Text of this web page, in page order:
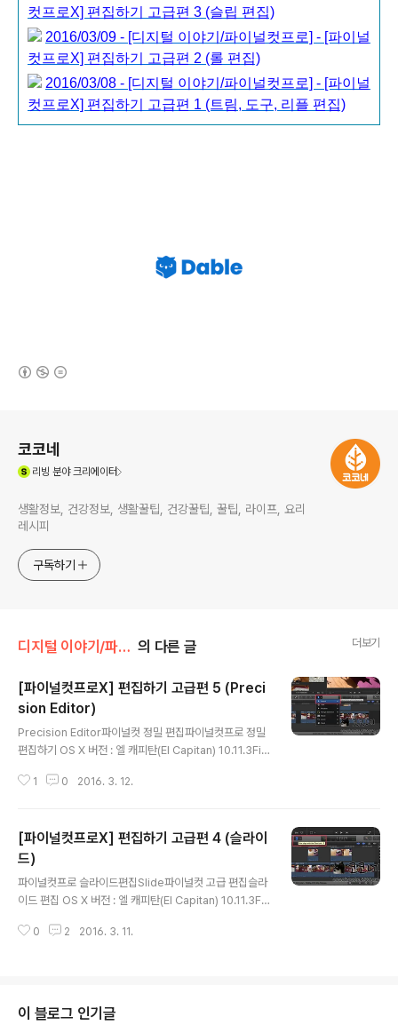
컷프로X] 편집하기 고급편 3 (슬립 편집)
2016/03/09 - [디지털 이야기/파이널컷프로] - [파이널
컷프로X] 편집하기 고급편 2 (롤 편집)
2016/03/08 - [디지털 이야기/파이널컷프로] - [파이널
컷프로X] 편집하기 고급편 1 (트림, 도구, 리플 편집)
코코네
리빙 분야 크리에이터
생활정보, 건강정보, 생활꿀팁, 건강꿀팁, 꿀팁, 라이프, 요리
레시피
구독하기
디지털 이야기/파이널컷프로 의 다른 글 더보기
[파이널컷프로X] 편집하기 고급편 5 (Preci
sion Editor)
Precision Editor파이널컷 정밀 편집파이널컷프로 정밀
편집하기 OS X 버전 : 엘 캐피탄(El Capitan) 10.11.3Fin
밍 도구인 Precision Editor 기능이 있습니다. 이 기능을
기처럼 대강의 결과를 미리 짐작할 수 있습니다. Precisio
n Editor 이 기능을 사용하려면 도구 선택창에서 [Selec
t] 도구를 선택합니다. ▼ 클립과 클립사이 편집 포인트를
더블 클릭합니다. 또는 편집할 부분을 선택 후, 단축키 con
trol + E 를 누릅니다. ▼ Precision Editor 가 열..
1 0 2016. 3. 12.
[파이널컷프로X] 편집하기 고급편 4 (슬라이
드)
파이널컷프로 슬라이드편집Slide파이널컷 고급 편집슬라
이드 편집 OS X 버전 : 엘 캐피탄(El Capitan) 10.11.3Fin
운데 위치하고 있는 클립을 왼쪽 또는 오른쪽으로 움직여
하지 않지만 타임라인 상에서 클립의 위치는 바뀌게됩니
다. 슬라이드 편집 트림 도구(Trim tool)를 선택합니다.
0 2 2016. 3. 11.
이 블로그 인기글